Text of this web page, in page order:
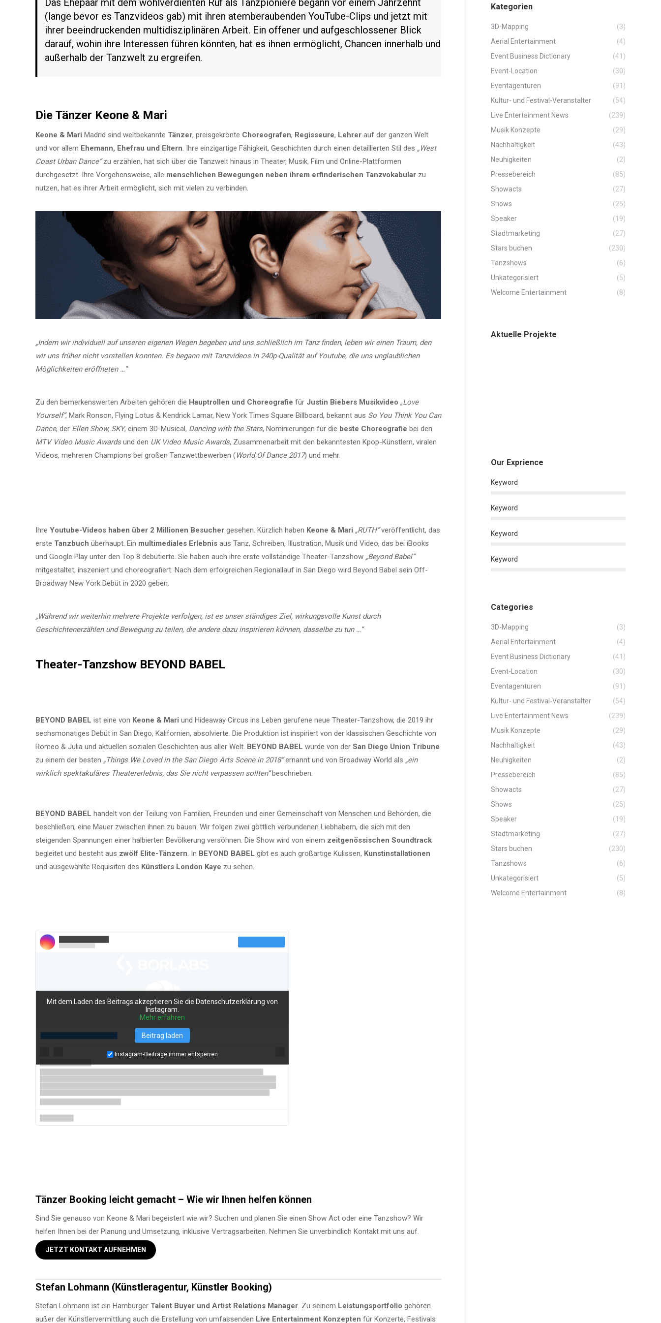
(lange bevor es Tanzvideos gab) mit ihren atemberaubenden YouTube-Clips und jetzt mit
ihrer beeindruckenden multidisziplinären Arbeit. Ein offener und aufgeschlossener Blick
darauf, wohin ihre Interessen führen könnten, hat es ihnen ermöglicht, Chancen innerhalb und
außerhalb der Tanzwelt zu ergreifen.
Die Tänzer Keone & Mari
Keone & Mari Madrid sind weltbekannte Tänzer, preisgekrönte Choreografen, Regisseure, Lehrer auf der ganzen Welt
und vor allem Ehemann, Ehefrau und Eltern. Ihre einzigartige Fähigkeit, Geschichten durch einen detaillierten Stil des „West
Coast Urban Dance“zu erzählen, hat sich über die Tanzwelt hinaus in Theater, Musik, Film und Online-Plattformen
durchgesetzt. Ihre Vorgehensweise, alle menschlichen Bewegungen neben ihrem erfinderischen Tanzvokabular zu
nutzen, hat es ihrer Arbeit ermöglicht, sich mit vielen zu verbinden.
„Indem wir individuell auf unseren eigenen Wegen begeben und uns schließlich im Tanz finden, leben wir einen Traum, den
wir uns früher nicht vorstellen konnten. Es begann mit Tanzvideos in 240p-Qualität auf Youtube, die uns unglaublichen
Möglichkeiten eröffneten …“
Zu den bemerkenswerten Arbeiten gehören die Hauptrollen und Choreografie für Justin Biebers Musikvideo „Love
Yourself“, Mark Ronson, Flying Lotus & Kendrick Lamar, New York Times Square Billboard, bekannt aus So You Think You Can
Dance, der Ellen Show, SKY, einem 3D-Musical, Dancing with the Stars, Nominierungen für die beste Choreografie bei den
MTV Video Music Awardsund den UK Video Music Awards, Zusammenarbeit mit den bekanntesten Kpop-Künstlern, viralen
Videos, mehreren Champions bei großen Tanzwettbewerben (World Of Dance 2017) und mehr.
Ihre Youtube-Videos haben über 2 Millionen Besucher gesehen. Kürzlich haben Keone & Mari „RUTH“veröffentlicht, das
erste Tanzbuch überhaupt. Ein multimediales Erlebnis aus Tanz, Schreiben, Illustration, Musik und Video, das bei iBooks
und Google Play unter den Top 8 debütierte. Sie haben auch ihre erste vollständige Theater-Tanzshow „Beyond Babel“
mitgestaltet, inszeniert und choreografiert. Nach dem erfolgreichen Regionallauf in San Diego wird Beyond Babel sein Off-
Broadway New York Debüt in 2020 geben.
„Während wir weiterhin mehrere Projekte verfolgen, ist es unser ständiges Ziel, wirkungsvolle Kunst durch
Geschichtenerzählen und Bewegung zu teilen, die andere dazu inspirieren können, dasselbe zu tun …“
Theater-Tanzshow BEYOND BABEL
BEYOND BABEL ist eine von Keone & Mari und Hideaway Circus ins Leben gerufene neue Theater-Tanzshow, die 2019 ihr
sechsmonatiges Debüt in San Diego, Kalifornien, absolvierte. Die Produktion ist inspiriert von der klassischen Geschichte von
Romeo & Julia und aktuellen sozialen Geschichten aus aller Welt. BEYOND BABEL wurde von der San Diego Union Tribune
zu einem der besten „Things We Loved in the San Diego Arts Scene in 2018“ernannt und von Broadway World als „ein
wirklich spektakuläres Theatererlebnis, das Sie nicht verpassen sollten“beschrieben.
BEYOND BABEL handelt von der Teilung von Familien, Freunden und einer Gemeinschaft von Menschen und Behörden, die
beschließen, eine Mauer zwischen ihnen zu bauen. Wir folgen zwei göttlich verbundenen Liebhabern, die sich mit den
steigenden Spannungen einer halbierten Bevölkerung versöhnen. Die Show wird von einem zeitgenössischen Soundtrack
begleitet und besteht aus zwölf Elite-Tänzern. In BEYOND BABEL gibt es auch großartige Kulissen, Kunstinstallationen
und ausgewählte Requisiten des Künstlers London Kaye zu sehen.
Mit dem Laden des Beitrags akzeptieren Sie die Datenschutzerklärung von
Instagram.
Mehr erfahren
Beitrag laden
Instagram-Beiträge immer entsperren
Tänzer Booking leicht gemacht – Wie wir Ihnen helfen können
Sind Sie genauso von Keone & Mari begeistert wie wir? Suchen und planen Sie einen Show Act oder eine Tanzshow? Wir
helfen Ihnen bei der Planung und Umsetzung, inklusive Vertragsarbeiten. Nehmen Sie unverbindlich Kontakt mit uns auf.
JETZT KONTAKT AUFNEHMEN
Stefan Lohmann (Künstleragentur, Künstler Booking)
Stefan Lohmann ist ein Hamburger Talent Buyer und Artist Relations Manager. Zu seinem Leistungsportfolio gehören
außer der Künstlervermittlung auch die Erstellung von umfassenden Live Entertainment Konzepten für Konzerte, Festivals
Kategorien
3D-Mapping
(3)
Aerial Entertainment
(4)
Event Business Dictionary
(41)
Event-Location
(30)
Eventagenturen
(91)
Kultur- und Festival-Veranstalter
(54)
Live Entertainment News
(239)
Musik Konzepte
(29)
Nachhaltigkeit
(43)
Neuhigkeiten
(2)
Pressebereich
(85)
Showacts
(27)
Shows
(25)
Speaker
(19)
Stadtmarketing
(27)
Stars buchen
(230)
Tanzshows
(6)
Unkategorisiert
(5)
Welcome Entertainment
(8)
Aktuelle Projekte
Our Exprience
Keyword
Keyword
Keyword
Keyword
Categories
3D-Mapping
(3)
Aerial Entertainment
(4)
Event Business Dictionary
(41)
Event-Location
(30)
Eventagenturen
(91)
Kultur- und Festival-Veranstalter
(54)
Live Entertainment News
(239)
Musik Konzepte
(29)
Nachhaltigkeit
(43)
Neuhigkeiten
(2)
Pressebereich
(85)
Showacts
(27)
Shows
(25)
Speaker
(19)
Stadtmarketing
(27)
Stars buchen
(230)
Tanzshows
(6)
Unkategorisiert
(5)
Welcome Entertainment
(8)